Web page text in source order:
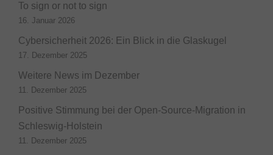
To sign or not to sign
16. Januar 2026
Cybersicherheit 2026: Ein Blick in die Glaskugel
17. Dezember 2025
Weitere News im Dezember
11. Dezember 2025
Positive Stimmung bei der Open-Source-Migration in
Schleswig-Holstein
11. Dezember 2025